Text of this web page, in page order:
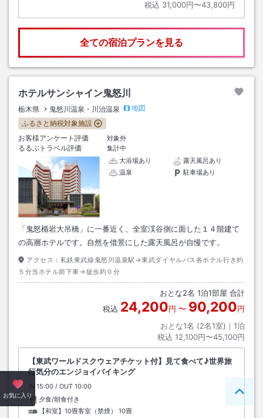
税込 31,000円〜43,800円
全ての宿泊プランを見る
ホテルサンシャイン鬼怒川
栃木県 鬼怒川温泉・川治温泉
地図
ふるさと納税対象施設
お客様アンケート評価
対象外
るるぶトラベル評価
集計中
大浴場あり
露天風呂あり
温泉
駐車場あり
「鬼怒楯岩大吊橋」に一番近く、全室渓谷側に面した１４階建て
の高層ホテルです。自然を借景にした露天風呂が自慢です。
アクセス： 私鉄東武線鬼怒川温泉駅→東武ダイヤルバス各ホテル行き約
５分当ホテル前下車→徒歩約０分
おとな2名 1泊1部屋 合計
税込 24,200円 〜 90,200円
おとな1名 (2名1室)｜ 1泊
税込 12,100円〜45,100円
【東武ワールドスクウェアチケット付】見て食べて♪世界旅
行気分のエンジョイバイキング
IN チェックイン
15:00 / OUT チェックアウト
10:00
夕食/朝食付き
【和室】10畳客室（禁煙）
10畳
お気に入り ペー